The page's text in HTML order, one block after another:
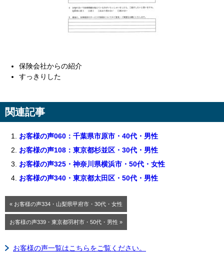
保険会社からの紹介
すっきりした
関連記事
お客様の声060：千葉県市原市・40代・男性
お客様の声108：東京都杉並区・30代・男性
お客様の声325・神奈川県横浜市・50代・女性
お客様の声340・東京都太田区・50代・男性
« お客様の声334・山梨県甲府市・30代・女性
お客様の声339・東京都羽村市・50代・男性 »
お客様の声一覧はこちらをご覧ください。